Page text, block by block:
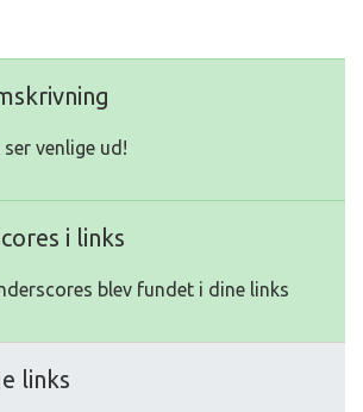
venlige ud!
i links
blev fundet i dine links
links